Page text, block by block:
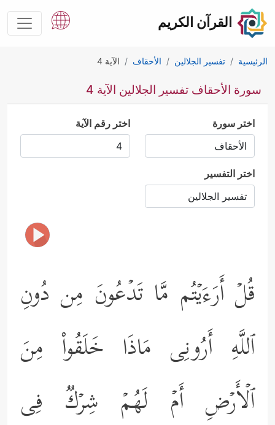
القرآن الكريم
الرئيسية تفسير الجلالين الأحقاف الآية 4
سورة الأحقاف تفسير الجلالين الآية 4
اختر سورة اختر رقم الآية
اختر التفسير
قُلۡ أَرَءَیۡتُم مَّا تَدۡعُونَ مِن دُونِ
ٱللَّهِ أَرُونِی مَاذَا خَلَقُواْ مِنَ
ٱلۡأَرۡضِ أَمۡ لَهُمۡ شِرۡكࣱ فِی